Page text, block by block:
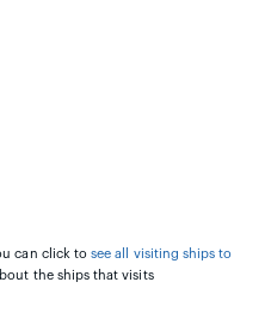
can click tosee all visiting ships to
the ships that visits